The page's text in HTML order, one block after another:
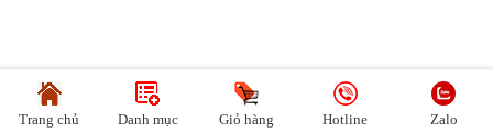
Trang chủ Danh mục Giỏ hàng Hotline Zalo